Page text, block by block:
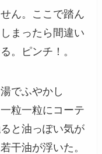
ん。ここで踏ん
まったら間違い
。ピンチ！。
でふやかし
粒一粒にコーテ
と油っぽい気が
干油が浮いた。